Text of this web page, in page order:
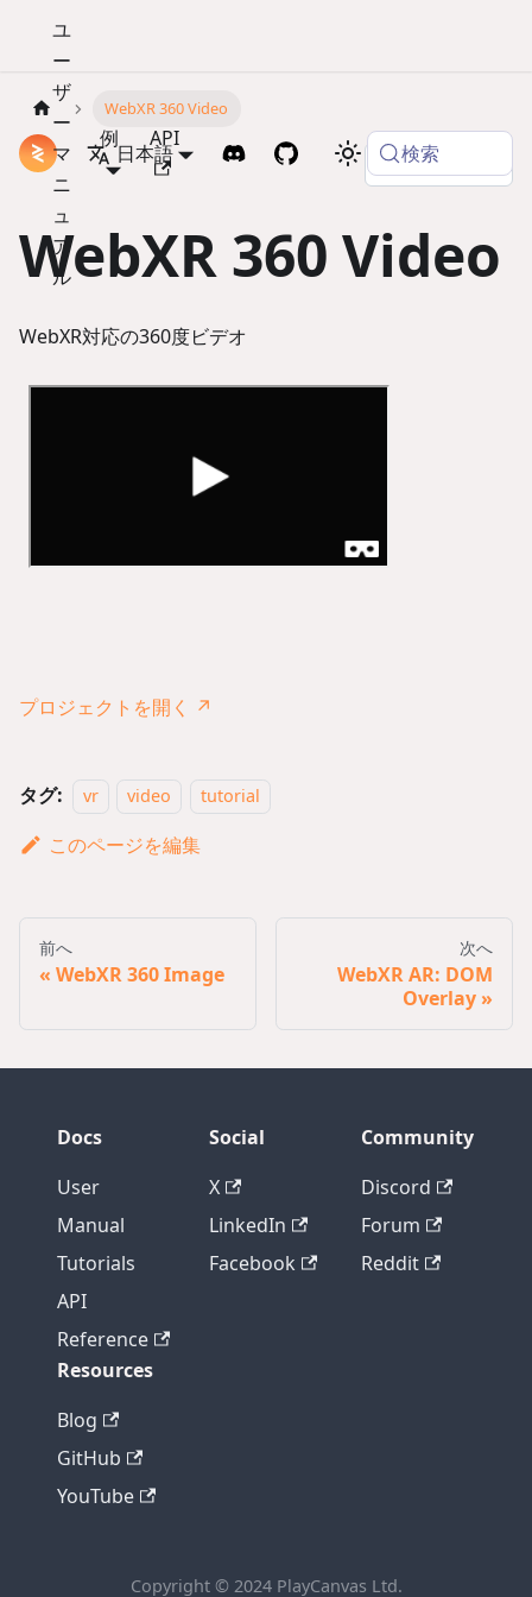
ドキュメント
ユ
ー
ザ
ー
マ
ニ
ュ
ア
ル
例 API
日本語 検索
WebXR 360 Video
Copy page
WebXR 360 Video
WebXR対応の360度ビデオ
プロジェクトを開く ↗
タグ: vr video tutorial
このページを編集
前へ
WebXR 360 Image
次へ
WebXR AR: DOM
Overlay
Docs
User
Manual
Tutorials
API
Reference
Social
X
LinkedIn
Facebook
Community
Discord
Forum
Reddit
Resources
Blog
GitHub
YouTube
Copyright © 2024 PlayCanvas Ltd.